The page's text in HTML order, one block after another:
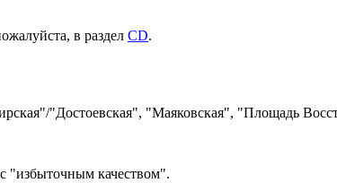
в раздел CD.
"Достоевская", "Маяковская", "Площадь
"избыточным качеством".